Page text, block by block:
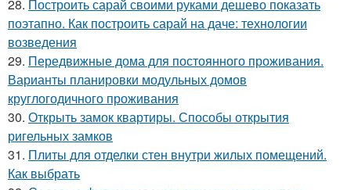
28. Построить сарай своими руками дешево показать
поэтапно. Как построить сарай на даче: технологии
возведения
29. Передвижные дома для постоянного проживания.
Варианты планировки модульных домов
круглогодичного проживания
30. Открыть замок квартиры. Способы открытия
ригельных замков
31. Плиты для отделки стен внутри жилых помещений.
Как выбрать